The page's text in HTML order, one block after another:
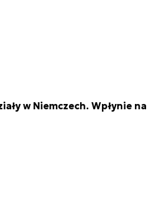
w Niemczech. Wpłynie na